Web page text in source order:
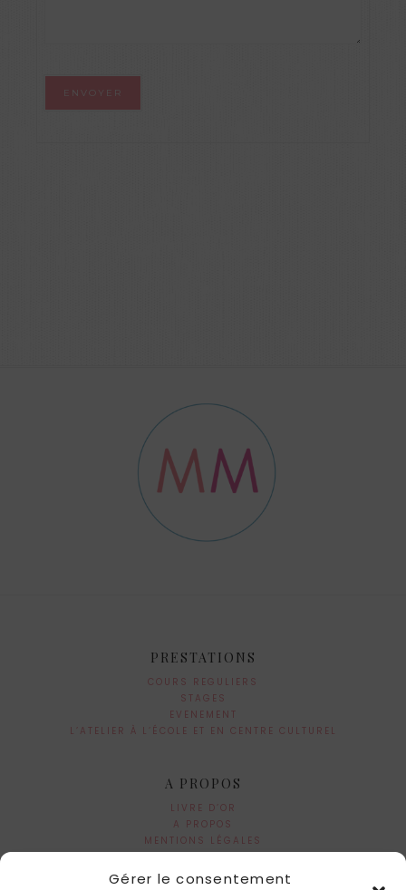
Gérer le consentement
PRESTATIONS
COURS REGULIERS
STAGES
EVENEMENT
L’ATELIER À L’ÉCOLE ET EN CENTRE CULTUREL
A PROPOS
LIVRE D’OR
A PROPOS
MENTIONS LÉGALES